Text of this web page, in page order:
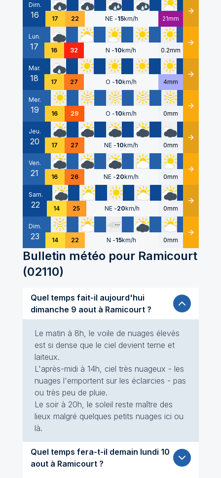
Dim.
16 17 22 NE -15km/h 21mm Détails
Lun.
17 16 32 N -10km/h 0.2mm Détails
Mar.
18 17 27 O -10km/h 4mm Détails
Mer.
19 16 29 O -10km/h 0mm Détails
Jeu.
20 17 27 NE -10km/h 0mm Détails
Ven.
21 16 26 NE -20km/h 0mm Détails
Sam.
22 14 25 NE -20km/h 0mm Détails
Dim.
23 14 22 N -15km/h 0mm Détails
Bulletin météo pour Ramicourt
(02110)
Quel temps fait-il aujourd'hui
dimanche 9 aout à Ramicourt ?
Le matin à 8h, le voile de nuages élevés
est si dense que le ciel devient terne et
laiteux.
L'après-midi à 14h, ciel très nuageux - les
nuages l'emportent sur les éclaircies - pas
ou très peu de pluie.
Le soir à 20h, le soleil reste maître des
lieux malgré quelques petits nuages ici ou
là.
Quel temps fera-t-il demain lundi 10
aout à Ramicourt ?